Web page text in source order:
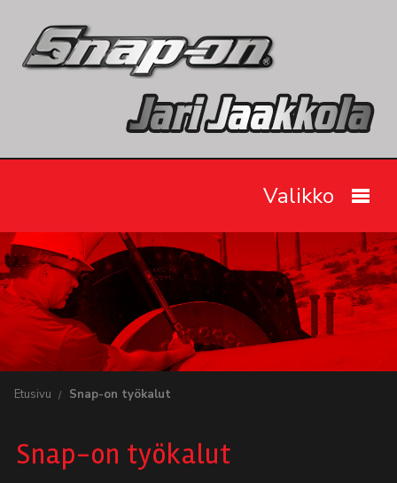
Valikko
Etusivu
Snap-on työkalut
Tarjoukset
Etusivu Snap-on työkalut
Snap-on työkalut